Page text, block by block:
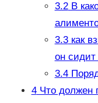
3.2В
3.3как
он
3.4
4Что должен